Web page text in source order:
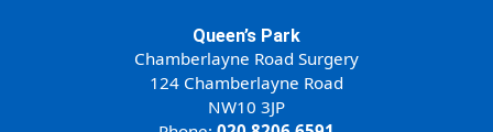
Queen’s Park
Chamberlayne Road Surgery
124 Chamberlayne Road
NW10 3JP